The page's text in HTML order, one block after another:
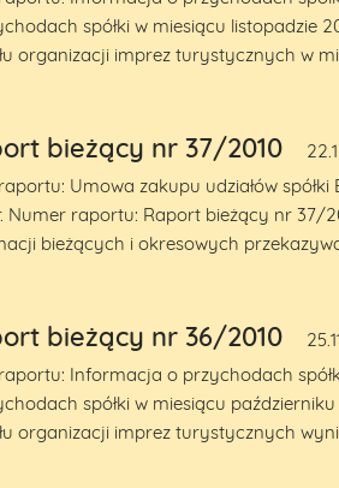
spółki w miesiącu listopadzie
organizacji imprez turystycznych w
bieżący nr 37/2010
Umowa zakupu udziałów
Numer raportu: Raport bieżący nr 37/
bieżących i okresowych
bieżący nr 36/2010
Informacja o przychodach
spółki w miesiącu
organizacji imprez turystycznych